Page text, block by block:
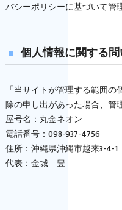
バシーポリシーに基づいて管
個人情報に関する
「当サイトが管理する範囲
除の申し出があった場合、管
屋号名：丸金ネオン
電話番号：098-937-4756
住所：沖縄県沖縄市越来3-4-1
代表：金城 豊